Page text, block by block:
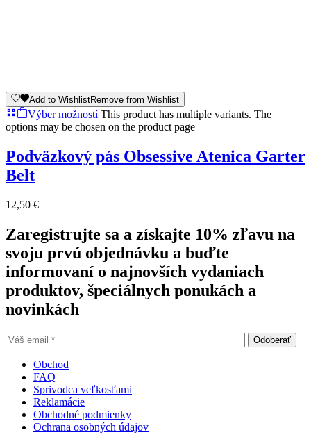
Add to WishlistRemove from Wishlist
Výber možností This product has multiple variants. The
options may be chosen on the product page
Podväzkový pás Obsessive Atenica Garter
Belt
12,50 €
Zaregistrujte sa a získajte 10% zľavu na
svoju prvú objednávku a buďte
informovaní o najnovších vydaniach
produktov, špeciálnych ponukách a
novinkách
Obchod
FAQ
Sprivodca veľkosťami
Reklamácie
Obchodné podmienky
Ochrana osobných údajov